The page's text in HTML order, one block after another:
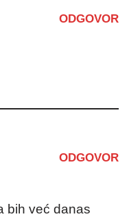
ODGOVOR
ODGOVOR
bih već danas